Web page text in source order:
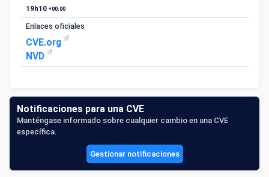
19h10 +00:00
Enlaces oficiales
CVE.org
NVD
Notificaciones para una CVE
Manténgase informado sobre cualquier cambio en una CVE
específica.
Gestionar notificaciones